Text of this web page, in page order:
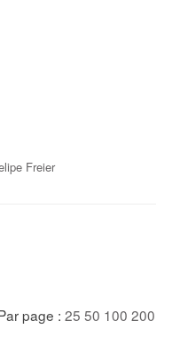
Freier
page : 25 50 100 200